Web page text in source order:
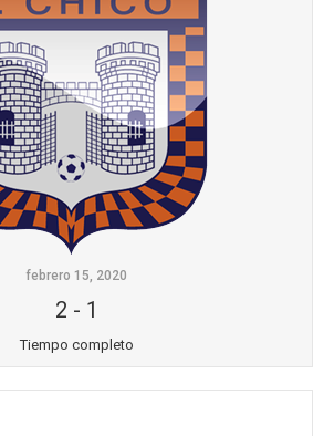
febrero 15, 2020
2 - 1
Tiempo completo